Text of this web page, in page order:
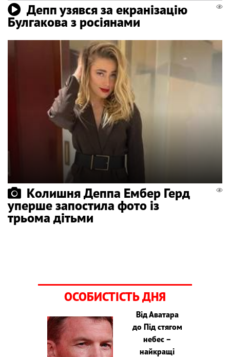
Депп узявся за екранізацію
Булгакова з росіянами
Колишня Деппа Ембер Герд
уперше запостила фото із
трьома дітьми
ОСОБИСТІСТЬ ДНЯ
Від Аватара
до Під стягом
небес –
найкращі